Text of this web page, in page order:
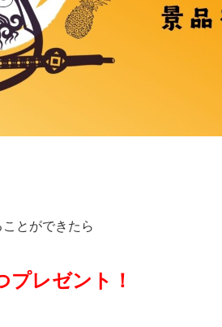
とができたら
プレゼント！